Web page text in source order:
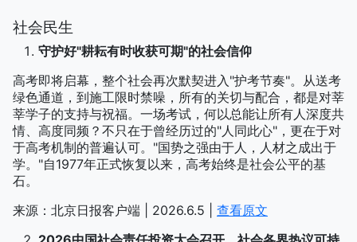
社会民生
守护好"耕耘有时收获可期"的社会信仰
高考即将启幕，整个社会再次默契进入"护考节奏"。从送考
绿色通道，到施工限时禁噪，所有的关切与配合，都是对莘
莘学子的支持与祝福。一场考试，何以总能让所有人深度共
情、高度同频？不只在于曾经历过的"人同此心"，更在于对
于高考机制的普遍认可。"国势之强由于人，人材之成出于
学。"自1977年正式恢复以来，高考始终是社会公平的基
石。
来源：北京日报客户端 | 2026.6.5 | 查看原文